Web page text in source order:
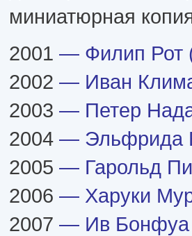
миниатюрная
2001 — Филип
2002 — Иван
2003 — Петер
2004 — Эльфрида
2005 — Гарольд
2006 — Харуки
2007 — Ив Бонфуа